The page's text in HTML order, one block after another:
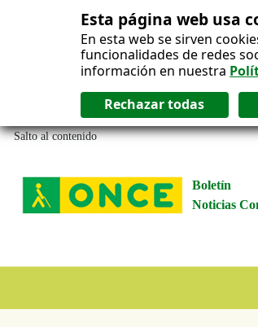
Esta página web usa
En esta web se sirven
funcionalidades de redes
información en nuestra
Salto al contenido
Boletín
Noticias